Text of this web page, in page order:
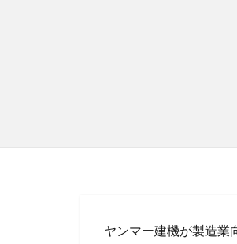
ヤンマー建機が製造業